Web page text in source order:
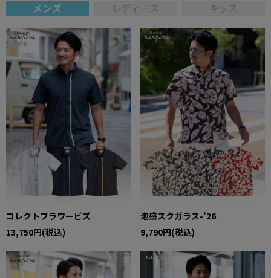
メンズ レディース キッズ
コレクトフラワービズ
13,750円(税込)
泡盛スクガラス-’26
9,790円(税込)